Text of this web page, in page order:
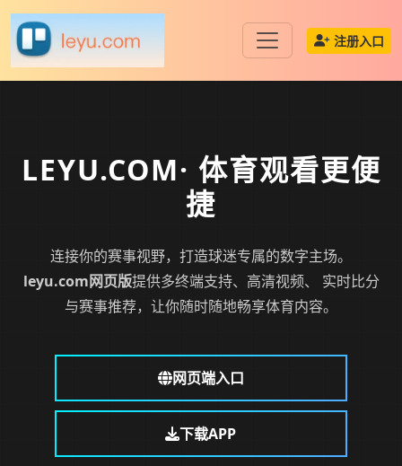
注册入口
LEYU.COM· 体育观看更便
捷
连接你的赛事视野，打造球迷专属的数字主场。
leyu.com网页版提供多终端支持、高清视频、 实时比分
与赛事推荐，让你随时随地畅享体育内容。
网页端入口
下载APP